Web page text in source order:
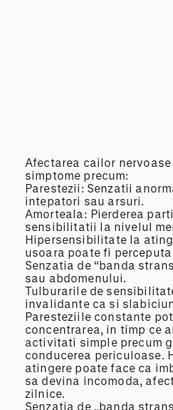
Afectarea cailor
simptome precum:
Parestezii: Senzatii
intepatori sau arsuri.
Amorteala: Pierderea
sensibilitatii la nivelul
Hipersensibilitate la
usoara poate fi
Senzatia de “banda
sau abdomenului.
Tulburarile de
invalidante ca si
Paresteziile constante
concentrarea, in timp ce
activitati simple precum
conducerea periculoase.
atingere poate face ca
sa devina incomoda,
zilnice.
Senzatia de „banda